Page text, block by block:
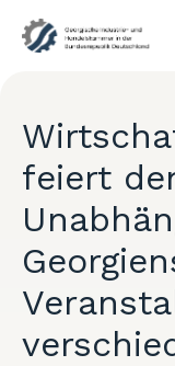
feiert